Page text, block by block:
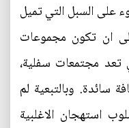
على السبل التي تميل
ان تكون مجموعات
تعد مجتمعات سفلية،
سائدة. وبالتبعية لم
استهجان الاغلبية